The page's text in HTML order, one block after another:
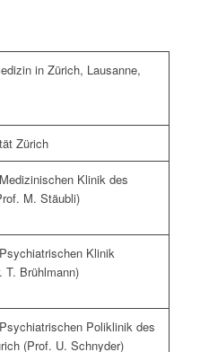
in Zürich, Lausanne,
Zürich
Klinik des
M. Stäubli)
Klinik
T. Brühlmann)
Poliklinik des
(Prof. U. Schnyder)